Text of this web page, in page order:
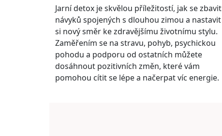
Jarní detox je skvělou příležitostí, jak se zbavit
návyků spojených s dlouhou zimou a nastavit
si nový směr ke zdravějšímu životnímu stylu.
Zaměřením se na stravu, pohyb, psychickou
pohodu a podporu od ostatních můžete
dosáhnout pozitivních změn, které vám
pomohou cítit se lépe a načerpat víc energie.